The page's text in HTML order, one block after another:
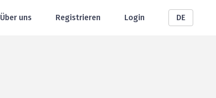
Über uns Registrieren Login DE